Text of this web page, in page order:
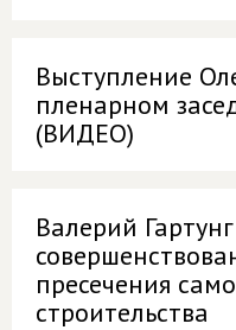
Выступление
пленарном
(ВИДЕО)
Валерий
пресечения
строительства